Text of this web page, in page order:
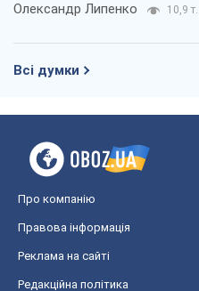
Олександр Липенко 10,9 т.
Всі думки
Про компанію
Правова інформація
Реклама на сайті
Редакційна політика